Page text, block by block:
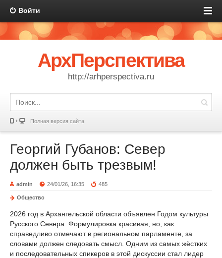
Войти
АрхПерспектива
http://arhperspectiva.ru
Полная версия сайта
Георгий Губанов: Север
должен быть трезвым!
admin 24/01/26, 16:35 485
Общество
2026 год в Архангельской области объявлен Годом культуры
Русского Севера. Формулировка красивая, но, как
справедливо отмечают в региональном парламенте, за
словами должен следовать смысл. Одним из самых жёстких
и последовательных спикеров в этой дискуссии стал лидер